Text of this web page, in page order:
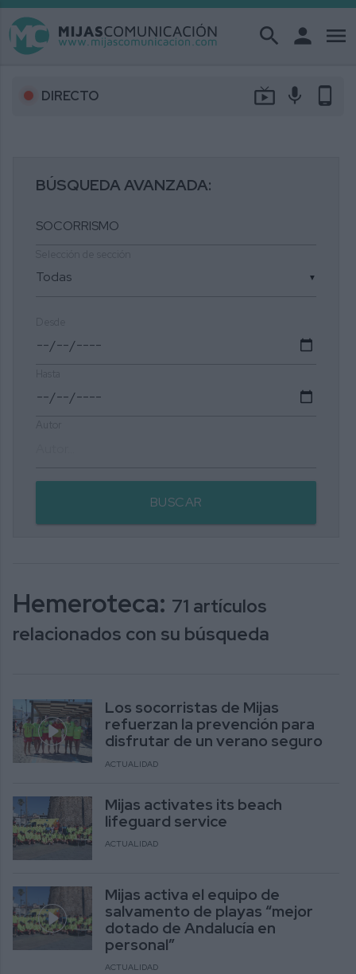
search person menu
DIRECTO live_tv mic phone_android
BÚSQUEDA AVANZADA:
▼
BUSCAR
Hemeroteca: 71 artículos
relacionados con su búsqueda
Los socorristas de Mijas
refuerzan la prevención para
disfrutar de un verano seguro
ACTUALIDAD
Mijas activates its beach
lifeguard service
ACTUALIDAD
Mijas activa el equipo de
salvamento de playas “mejor
dotado de Andalucía en
personal”
ACTUALIDAD